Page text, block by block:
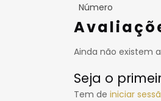
Número
Ainda não existem
Seja o
Tem de iniciar